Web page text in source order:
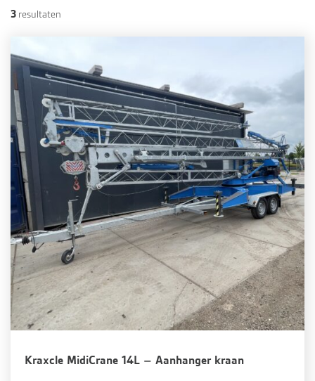
3 resultaten
Kraxcle MidiCrane 14L – Aanhanger kraan